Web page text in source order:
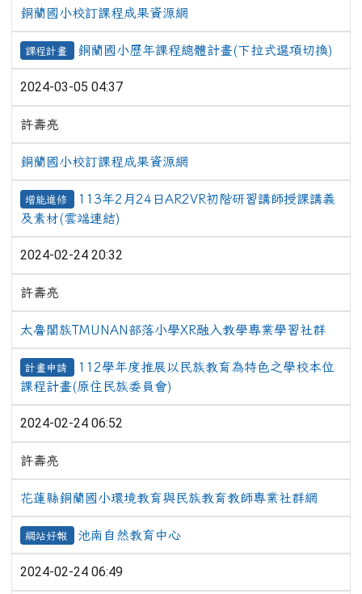
銅蘭國小校訂課程成果資源網
課程計畫 銅蘭國小歷年課程總體計畫(下拉式選項切換)
2024-03-05 04:37
許壽亮
銅蘭國小校訂課程成果資源網
增能進修
113年2月24日AR2VR初階研習講師授課講義
及素材(雲端連結)
2024-02-24 20:32
許壽亮
太魯閣族TMUNAN部落小學XR融入教學專業學習社群
計畫申請
112學年度推展以民族教育為特色之學校本位
課程計畫(原住民族委員會)
2024-02-24 06:52
許壽亮
花蓮縣銅蘭國小環境教育與民族教育教師專業社群網
網站好報 池南自然教育中心
2024-02-24 06:49